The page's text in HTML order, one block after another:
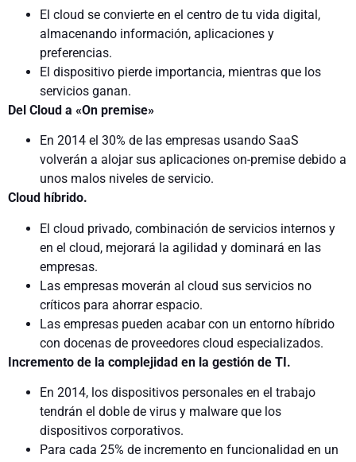
El cloud se convierte en el centro de tu vida digital,
almacenando información, aplicaciones y
preferencias.
El dispositivo pierde importancia, mientras que los
servicios ganan.
Del Cloud a «On premise»
En 2014 el 30% de las empresas usando SaaS
volverán a alojar sus aplicaciones on-premise debido a
unos malos niveles de servicio.
Cloud híbrido.
El cloud privado, combinación de servicios internos y
en el cloud, mejorará la agilidad y dominará en las
empresas.
Las empresas moverán al cloud sus servicios no
críticos para ahorrar espacio.
Las empresas pueden acabar con un entorno híbrido
con docenas de proveedores cloud especializados.
Incremento de la complejidad en la gestión de TI.
En 2014, los dispositivos personales en el trabajo
tendrán el doble de virus y malware que los
dispositivos corporativos.
Para cada 25% de incremento en funcionalidad en un